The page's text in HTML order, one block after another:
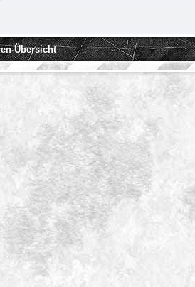
Übersicht